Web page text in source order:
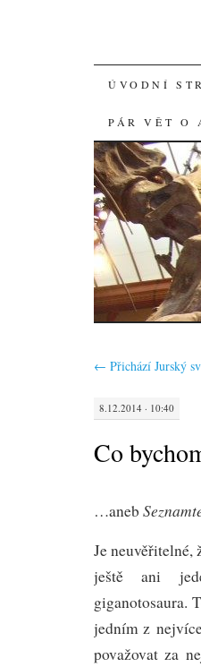
SKIP
TO
CONTENT
ÚVODNÍ
PÁR VĚT O
← Přichází Jurský
8.12.2014 · 10:40
Co
…aneb
Je neuvěřitelné,
ještě ani
giganotosaura.
jedním z
považovat za